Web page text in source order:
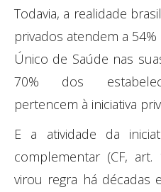
Todavia, a realidade
privados atendem a
Único de Saúde nas
70% dos
pertencem à iniciativa
E a atividade da
complementar (CF,
virou regra há décadas